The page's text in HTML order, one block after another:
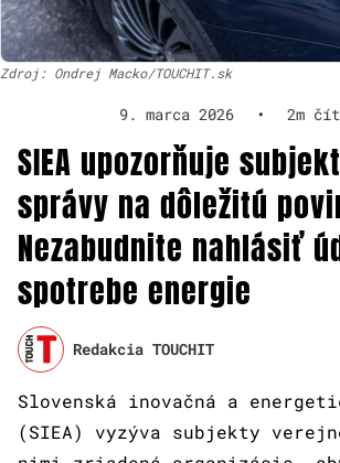
Zdroj: Ondrej Macko/TOUCHIT.sk
9. marca 2026 • 2m
SIEA upozorňuje
správy na dôležitú
Nezabudnite nahlásiť
spotrebe energie
Redakcia TOUCHIT
Slovenská inovačná a
(SIEA) vyzýva subjekty